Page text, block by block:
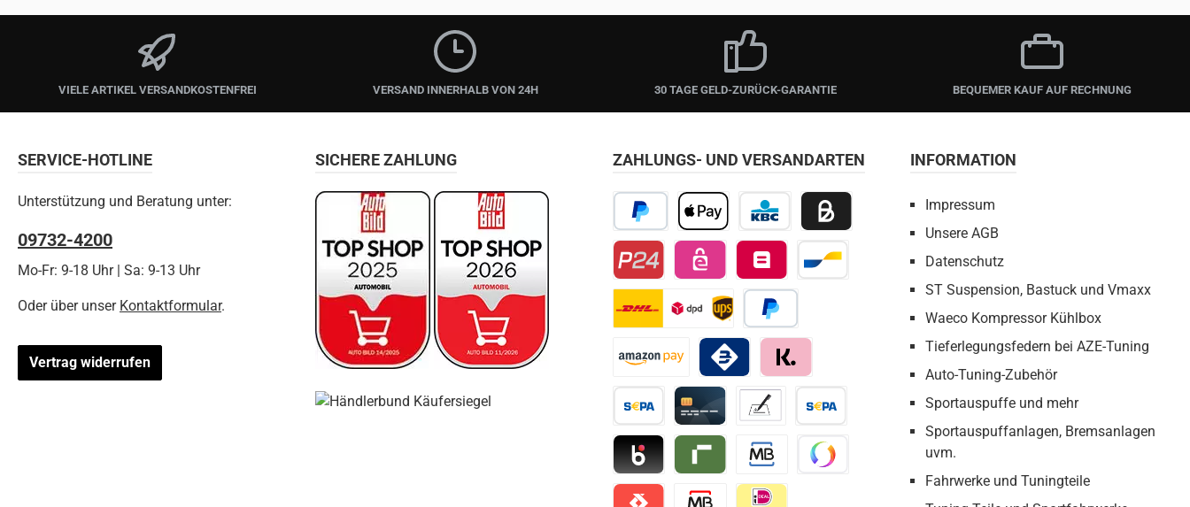
VIELE ARTIKEL VERSANDKOSTENFREI VERSAND INNERHALB VON 24H 30 TAGE GELD-ZURÜCK-GARANTIE BEQUEMER KAUF AUF RECHNUNG
SERVICE-HOTLINE
Unterstützung und Beratung unter:
09732-4200
Mo-Fr: 9-18 Uhr | Sa: 9-13 Uhr
Oder über unser Kontaktformular.
Vertrag widerrufen
ZAHLUNGS- UND VERSANDARTEN
PayPal Apple PayKBC/CBC PaymentBillie / Kauf auf Rechnung
Przelewy24 Belfius Direct Net
Bancontact
Später bezahlen
Amazon Pay Bancomat Pay
Klarna
Vorkasse / Überweisung
Kreditkarte
Blik Multibanco
INFORMATION
Impressum
Unsere AGB
Datenschutz
ST Suspension, Bastuck und Vmaxx
Waeco Kompressor Kühlbox
Tieferlegungsfedern bei AZE-Tuning
Auto-Tuning-Zubehör
Sportauspuffe und mehr
Sportauspuffanlagen, Bremsanlagen
uvm.
Fahrwerke und Tuningteile
SICHERE ZAHLUNG